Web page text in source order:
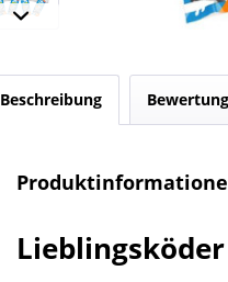
Beschreibung